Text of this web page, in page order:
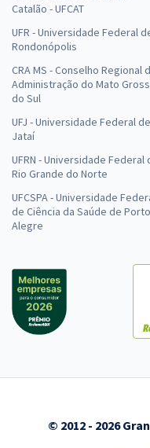
Catalão - UFCAT
UFR - Universidade Federal
Rondonópolis
CRA MS - Conselho Regional
Administração do Mato
do Sul
UFJ - Universidade Federal de
Jataí
UFRN - Universidade Federal
Rio Grande do Norte
UFCSPA - Universidade
de Ciência da Saúde de Porto
Alegre
© 2012 - 2026